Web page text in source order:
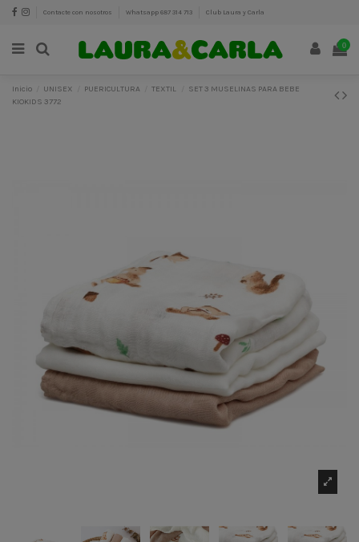
Contacte con nosotros Whatsapp 687 314 713 Club Laura y Carla
0
Inicio UNISEX PUERICULTURA TEXTIL
SET 3 MUSELINAS PARA BEBE
KIOKIDS 3772